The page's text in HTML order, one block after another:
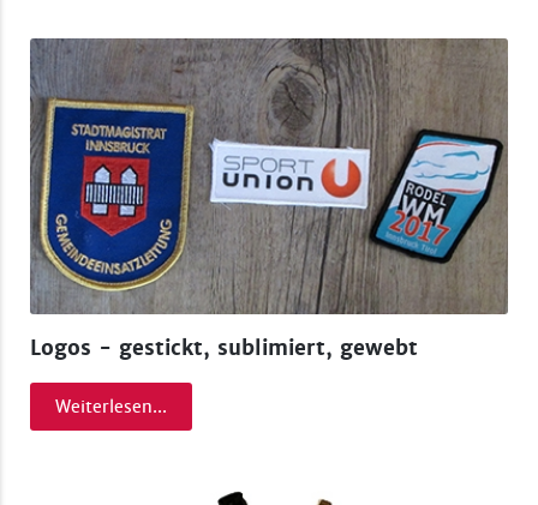
Weiterlesen...
Weiterlesen...
Logos - gestickt, sublimiert, gewebt
Weiterlesen...